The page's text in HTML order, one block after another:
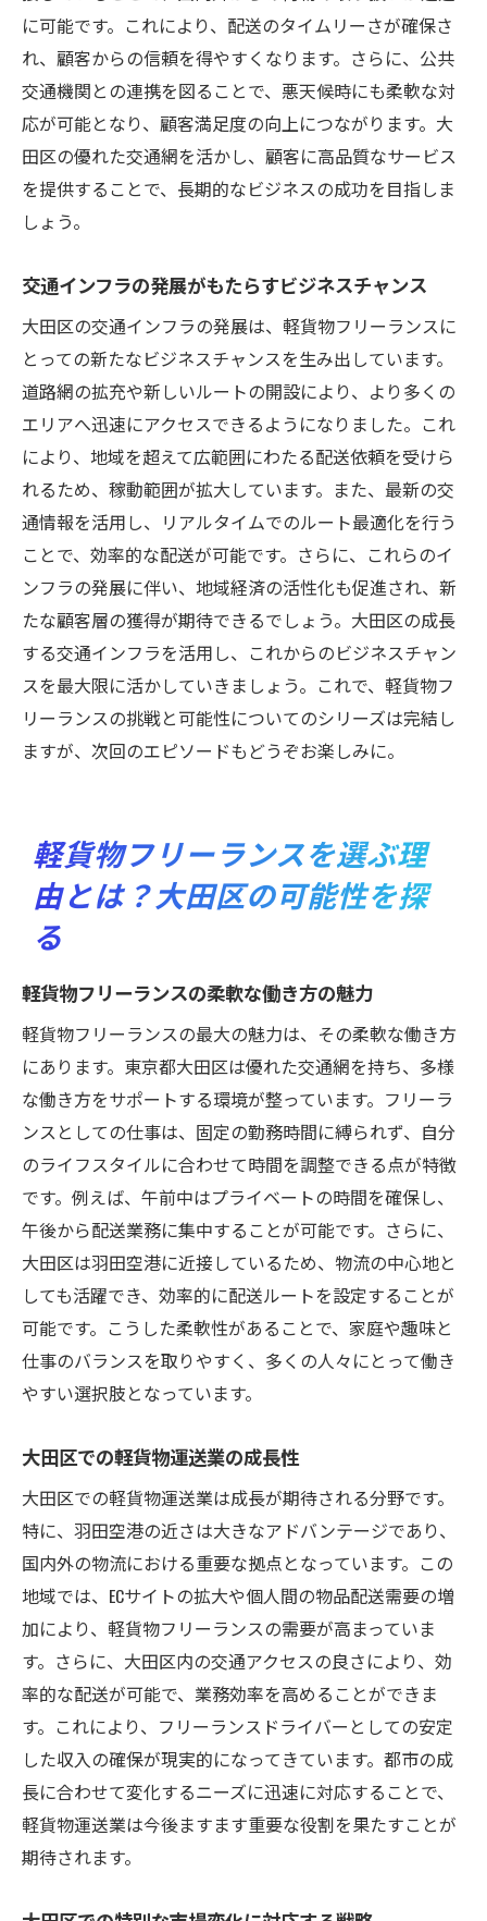
に可能です。これにより、配送のタイムリーさが確保さ
れ、顧客からの信頼を得やすくなります。さらに、公共
交通機関との連携を図ることで、悪天候時にも柔軟な対
応が可能となり、顧客満足度の向上につながります。大
田区の優れた交通網を活かし、顧客に高品質なサービス
を提供することで、長期的なビジネスの成功を目指しま
しょう。
交通インフラの発展がもたらすビジネスチャンス
大田区の交通インフラの発展は、軽貨物フリーランスに
とっての新たなビジネスチャンスを生み出しています。
道路網の拡充や新しいルートの開設により、より多くの
エリアへ迅速にアクセスできるようになりました。これ
により、地域を超えて広範囲にわたる配送依頼を受けら
れるため、稼動範囲が拡大しています。また、最新の交
通情報を活用し、リアルタイムでのルート最適化を行う
ことで、効率的な配送が可能です。さらに、これらのイ
ンフラの発展に伴い、地域経済の活性化も促進され、新
たな顧客層の獲得が期待できるでしょう。大田区の成長
する交通インフラを活用し、これからのビジネスチャン
スを最大限に活かしていきましょう。これで、軽貨物フ
リーランスの挑戦と可能性についてのシリーズは完結し
ますが、次回のエピソードもどうぞお楽しみに。
軽貨物フリーランスを選ぶ理
由とは？大田区の可能性を探
る
軽貨物フリーランスの柔軟な働き方の魅力
軽貨物フリーランスの最大の魅力は、その柔軟な働き方
にあります。東京都大田区は優れた交通網を持ち、多様
な働き方をサポートする環境が整っています。フリーラ
ンスとしての仕事は、固定の勤務時間に縛られず、自分
のライフスタイルに合わせて時間を調整できる点が特徴
です。例えば、午前中はプライベートの時間を確保し、
午後から配送業務に集中することが可能です。さらに、
大田区は羽田空港に近接しているため、物流の中心地と
しても活躍でき、効率的に配送ルートを設定することが
可能です。こうした柔軟性があることで、家庭や趣味と
仕事のバランスを取りやすく、多くの人々にとって働き
やすい選択肢となっています。
大田区での軽貨物運送業の成長性
大田区での軽貨物運送業は成長が期待される分野です。
特に、羽田空港の近さは大きなアドバンテージであり、
国内外の物流における重要な拠点となっています。この
地域では、ECサイトの拡大や個人間の物品配送需要の増
加により、軽貨物フリーランスの需要が高まっていま
す。さらに、大田区内の交通アクセスの良さにより、効
率的な配送が可能で、業務効率を高めることができま
す。これにより、フリーランスドライバーとしての安定
した収入の確保が現実的になってきています。都市の成
長に合わせて変化するニーズに迅速に対応することで、
軽貨物運送業は今後ますます重要な役割を果たすことが
期待されます。